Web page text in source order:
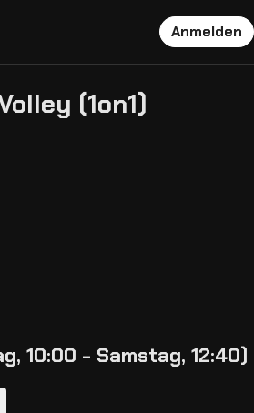
Anmelden
(1on1)
10:00 - Samstag, 12:40)